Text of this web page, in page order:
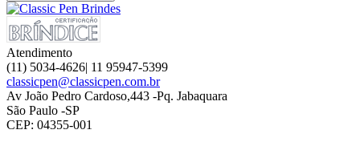
Atendimento
(11) 5034-4626| 11 95947-5399
classicpen@classicpen.com.br
Av João Pedro Cardoso,443 -Pq. Jabaquara
São Paulo -SP
CEP: 04355-001